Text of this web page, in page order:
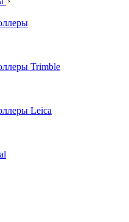
Trimble
Leica